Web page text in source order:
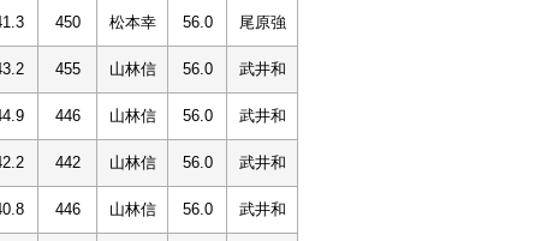
450 松本幸 56.0 尾原強
455 山林信 56.0 武井和
446 山林信 56.0 武井和
442 山林信 56.0 武井和
446 山林信 56.0 武井和